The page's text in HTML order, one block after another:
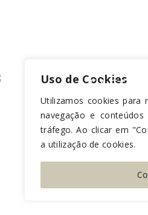
Uso de Cookies
Utilizamos cookies para
navegação e
tráfego. Ao clicar em
a utilização de cookies.